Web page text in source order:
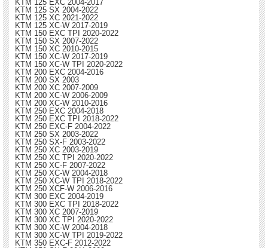
KTM 125 EXC 2004-2017
KTM 125 SX 2004-2022
KTM 125 XC 2021-2022
KTM 125 XC-W 2017-2019
KTM 150 EXC TPI 2020-2022
KTM 150 SX 2007-2022
KTM 150 XC 2010-2015
KTM 150 XC-W 2017-2019
KTM 150 XC-W TPI 2020-2022
KTM 200 EXC 2004-2016
KTM 200 SX 2003
KTM 200 XC 2007-2009
KTM 200 XC-W 2006-2009
KTM 200 XC-W 2010-2016
KTM 250 EXC 2004-2018
KTM 250 EXC TPI 2018-2022
KTM 250 EXC-F 2004-2022
KTM 250 SX 2003-2022
KTM 250 SX-F 2003-2022
KTM 250 XC 2003-2019
KTM 250 XC TPI 2020-2022
KTM 250 XC-F 2007-2022
KTM 250 XC-W 2004-2018
KTM 250 XC-W TPI 2018-2022
KTM 250 XCF-W 2006-2016
KTM 300 EXC 2004-2019
KTM 300 EXC TPI 2018-2022
KTM 300 XC 2007-2019
KTM 300 XC TPI 2020-2022
KTM 300 XC-W 2004-2018
KTM 300 XC-W TPI 2019-2022
KTM 350 EXC-F 2012-2022